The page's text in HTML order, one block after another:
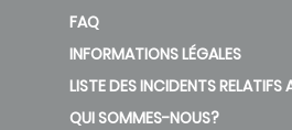
FAQ
INFORMATIONS LÉGALES
LISTE DES INCIDENTS RELATIFS
QUI SOMMES-NOUS?